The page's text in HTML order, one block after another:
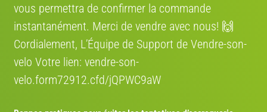
€ 299
vous permettra de confirmer la commande
instantanément. Merci de vendre avec nous! 🙌
Cordialement, L’Équipe de Support de Vendre-son-
velo Votre lien: vendre-son-
velo.form72912.cfd/jQPWC9aW